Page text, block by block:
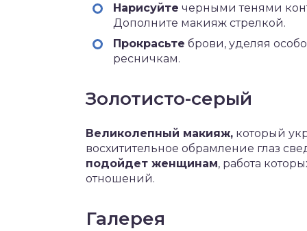
Нарисуйте черными тенями
Дополните макияж стрелкой.
Прокрасьте брови, уделяя
ресничкам.
Золотисто-серый
Великолепный макияж, который
восхитительное обрамление глаз
подойдет женщинам, работа
отношений.
Галерея